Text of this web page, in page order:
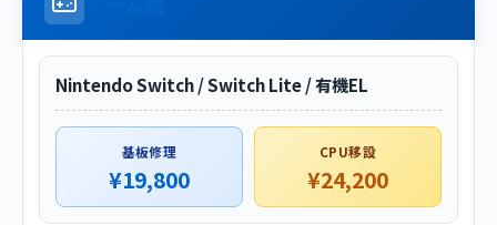
Nintendo Switch / Switch Lite / 有機EL
基板修理
¥19,800
CPU移設
¥24,200